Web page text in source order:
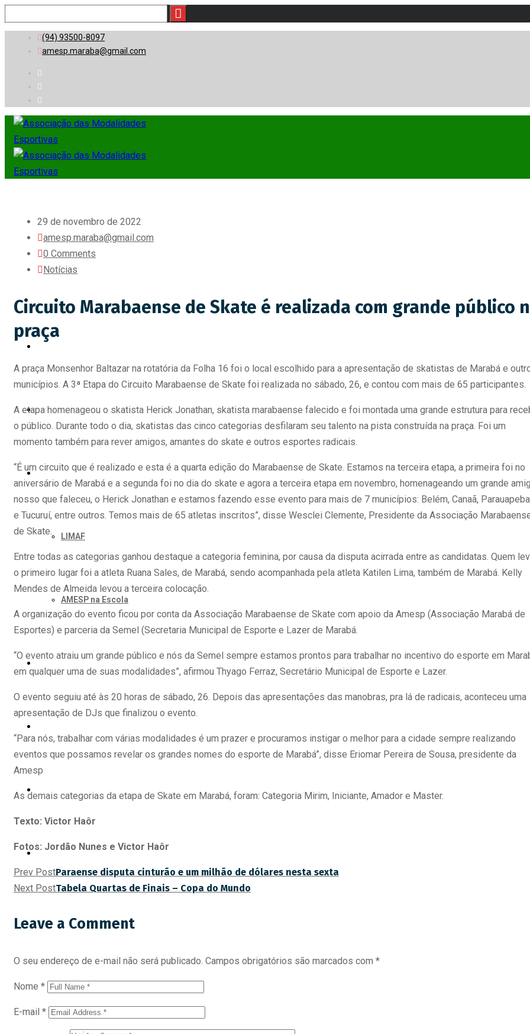
(94) 93500-8097
amesp.maraba@gmail.com
MODALIDADES
PROJETOS E EVENTOS
LIMAF
AMESP na Escola
QUEM SOMOS
CONTATO
29 de novembro de 2022
amesp.maraba@gmail.com
0 Comments
Notícias
Circuito Marabaense de Skate é realizada com grande público
praça
A praça Monsenhor Baltazar na rotatória da Folha 16 foi o local escolhido para a apresentação de skatistas de Marabá e
municípios. A 3ª Etapa do Circuito Marabaense de Skate foi realizada no sábado, 26, e contou com mais de 65 participantes.
A etapa homenageou o skatista Herick Jonathan, skatista marabaense falecido e foi montada uma grande estrutura para
o público. Durante todo o dia, skatistas das cinco categorias desfilaram seu talento na pista construída na praça. Foi um
momento também para rever amigos, amantes do skate e outros esportes radicais.
“É um circuito que é realizado e esta é a quarta edição do Marabaense de Skate. Estamos na terceira etapa, a primeira foi no
aniversário de Marabá e a segunda foi no dia do skate e agora a terceira etapa em novembro, homenageando um grande
nosso que faleceu, o Herick Jonathan e estamos fazendo esse evento para mais de 7 municípios: Belém, Canaã,
e Tucuruí, entre outros. Temos mais de 65 atletas inscritos”, disse Wesclei Clemente, Presidente da Associação
de Skate.
Entre todas as categorias ganhou destaque a categoria feminina, por causa da disputa acirrada entre as candidatas. Quem
o primeiro lugar foi a atleta Ruana Sales, de Marabá, sendo acompanhada pela atleta Katilen Lima, também de Marabá. Kelly
Mendes de Almeida levou a terceira colocação.
A organização do evento ficou por conta da Associação Marabaense de Skate com apoio da Amesp (Associação Marabá de
Esportes) e parceria da Semel (Secretaria Municipal de Esporte e Lazer de Marabá.
“O evento atraiu um grande público e nós da Semel sempre estamos prontos para trabalhar no incentivo do esporte em
em qualquer uma de suas modalidades”, afirmou Thyago Ferraz, Secretário Municipal de Esporte e Lazer.
O evento seguiu até às 20 horas de sábado, 26. Depois das apresentações das manobras, pra lá de radicais, aconteceu uma
apresentação de DJs que finalizou o evento.
“Para nós, trabalhar com várias modalidades é um prazer e procuramos instigar o melhor para a cidade sempre realizando
eventos que possamos revelar os grandes nomes do esporte de Marabá”, disse Eriomar Pereira de Sousa, presidente da
Amesp
As demais categorias da etapa de Skate em Marabá, foram: Categoria Mirim, Iniciante, Amador e Master.
Texto: Victor Haôr
Fotos: Jordão Nunes e Victor Haôr
Prev PostParaense disputa cinturão e um milhão de dólares nesta sexta
Next PostTabela Quartas de Finais – Copa do Mundo
Leave a Comment
O seu endereço de e-mail não será publicado. Campos obrigatórios são marcados com *
Nome *
E-mail *